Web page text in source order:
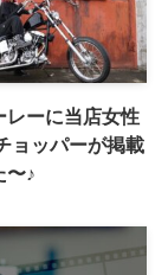
レーに当店女性
ョッパーが掲載
〜♪